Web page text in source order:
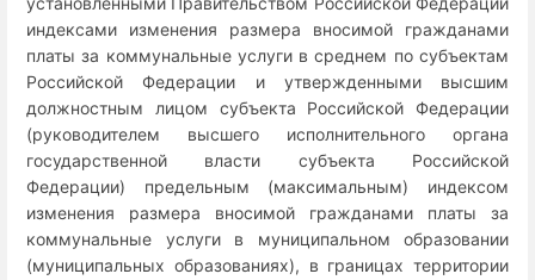
индексами изменения размера вносимой гражданами
платы за коммунальные услуги в среднем по субъектам
Российской Федерации и утвержденными высшим
должностным лицом субъекта Российской Федерации
(руководителем высшего исполнительного органа
государственной власти субъекта Российской
Федерации) предельным (максимальным) индексом
изменения размера вносимой гражданами платы за
коммунальные услуги в муниципальном образовании
(муниципальных образованиях), в границах территории